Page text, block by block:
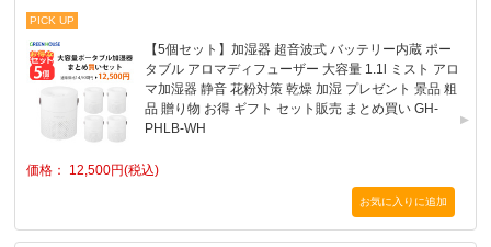
PICK UP
【5個セット】加湿器 超音波式 バッテリー内蔵 ポー
タブル アロマディフューザー 大容量 1.1l ミスト アロ
マ加湿器 静音 花粉対策 乾燥 加湿 プレゼント 景品 粗
品 贈り物 お得 ギフト セット販売 まとめ買い GH-
PHLB-WH
価格： 12,500円(税込)